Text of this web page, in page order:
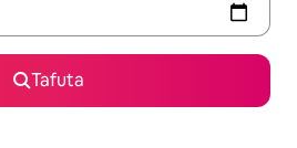
Tafuta